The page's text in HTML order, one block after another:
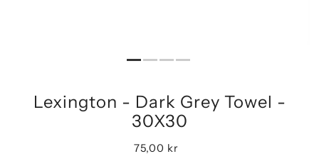
Lexington - Dark Grey Towel -
30X30
75,00 kr